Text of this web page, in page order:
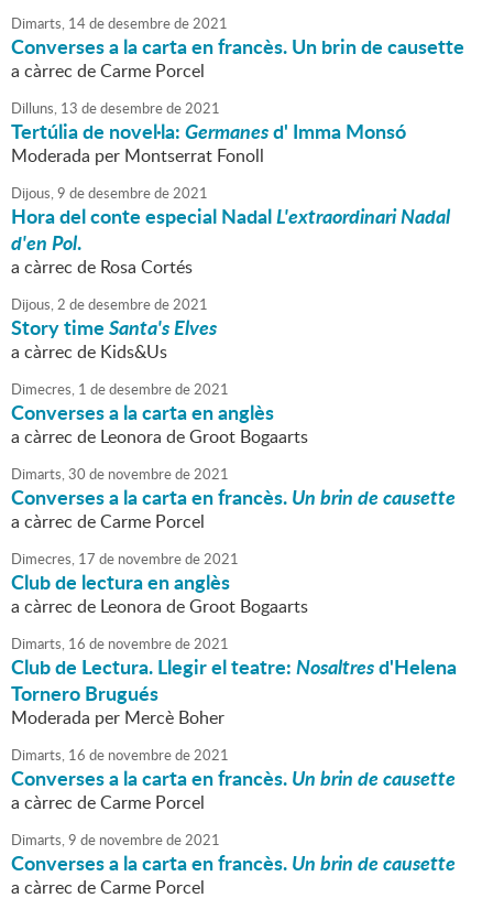
Dimarts, 14dedesembrede2021
Converses a la carta en francès. Un brin de causette
a càrrec de Carme Porcel
Dilluns, 13 dedesembrede2021
Tertúlia de novel·la:Germanesd' Imma Monsó
Moderada per Montserrat Fonoll
Dijous,9 dedesembrede2021
Hora del conte especial NadalL'extraordinari Nadal
d'en Pol.
a càrrec de Rosa Cortés
Dijous,2 dedesembrede2021
Story timeSanta's Elves
a càrrec de Kids&Us
Dimecres, 1 dedesembrede2021
Converses a la carta en anglès
a càrrec de Leonora de Groot Bogaarts
Dimarts,30 de novembrede2021
Converses a la carta en francès.Un brin de causette
a càrrec de Carme Porcel
Dimecres, 17 de novembrede2021
Club de lectura en anglès
a càrrec de Leonora de Groot Bogaarts
Dimarts, 16 de novembrede2021
Club de Lectura. Llegir el teatre:Nosaltresd'Helena
Tornero Brugués
Moderada per Mercè Boher
Dimarts, 16 de novembrede2021
Converses a la carta en francès.Un brin de causette
a càrrec de Carme Porcel
Dimarts,9 de novembrede2021
Converses a la carta en francès.Un brin de causette
a càrrec de Carme Porcel